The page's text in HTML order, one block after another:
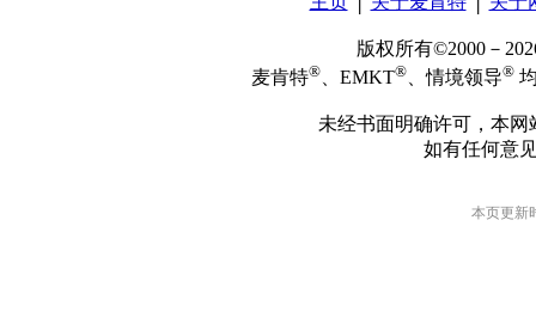
版权所有©2000－
麦肯特® 、EMKT® 、情境领导®
未经书面明确许可，本
如有任何意
本页更新